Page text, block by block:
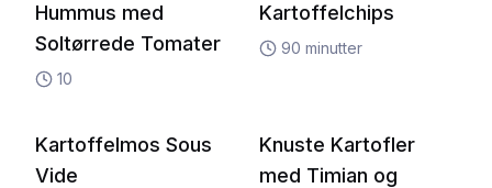
Hummus med
Soltørrede Tomater
10
Kartoffelchips
90 minutter
Kartoffelmos Sous
Vide
Knuste Kartofler
med Timian og